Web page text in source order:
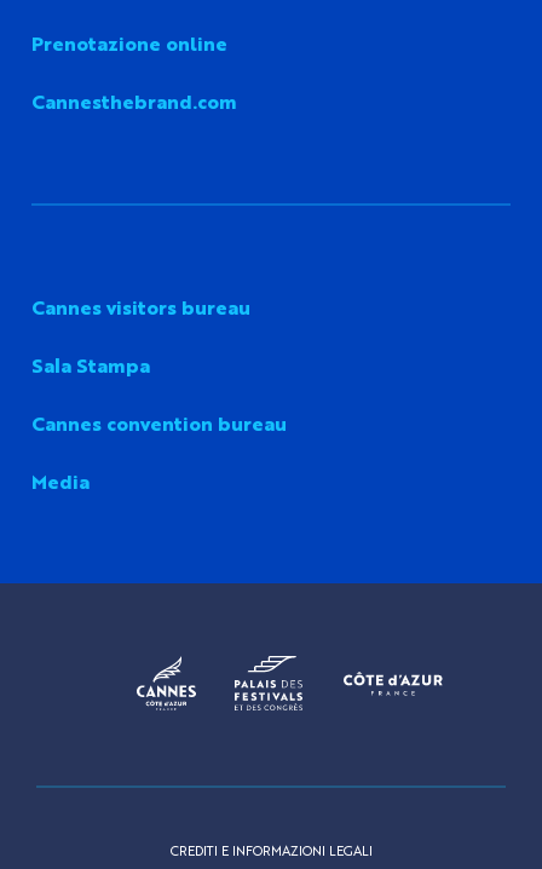
Prenotazione online
Cannesthebrand.com
Cannes visitors bureau
Sala Stampa
Cannes convention bureau
Media
CREDITI E INFORMAZIONI LEGALI